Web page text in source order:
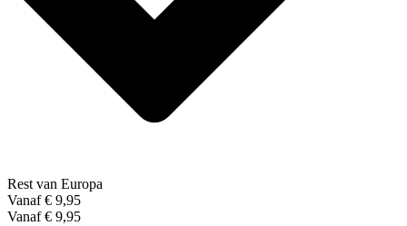
Rest van Europa
Vanaf € 9,95
Vanaf € 9,95